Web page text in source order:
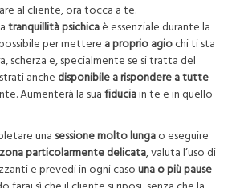
al cliente, ora tocca a te.
tranquillità psichicaè essenziale durante la
per mettere a proprio agiochi ti sta
scherza e, specialmente se si tratta del
anche disponibile a rispondere a tutte
Aumenterà la suafiduciain te e in quello
una sessione molto lungao eseguire
zona particolarmente delicata, valuta l’uso di
e prevedi in ogni casouna o più pause